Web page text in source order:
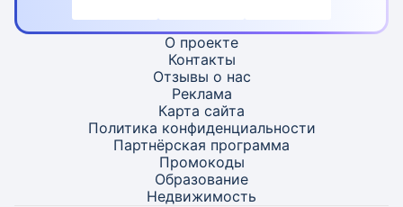
О проекте
Контакты
Отзывы о нас
Реклама
Карта сайта
Политика конфиденциальности
Партнёрская программа
Промокоды
Образование
Недвижимость